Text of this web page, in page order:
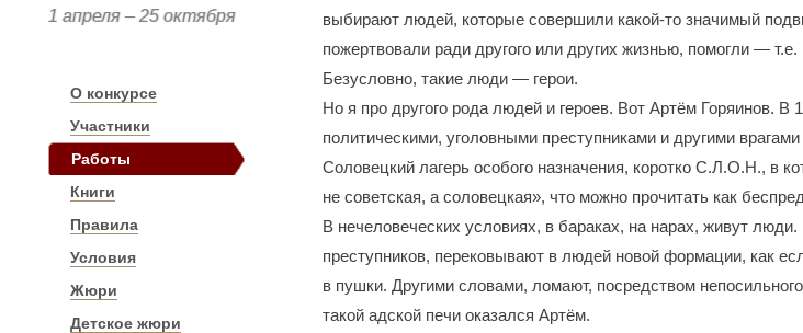
1 апреля – 25 октября
О конкурсе
Участники
Работы
Книги
Правила
Условия
Жюри
Детское жюри
выбирают людей, которые совершили какой-то значимый
пожертвовали ради другого или других жизнью, помогли ―
Безусловно, такие люди ― герои.
Но я про другого рода людей и героев. Вот Артём Горяинов. В
политическими, уголовными преступниками и другими
Соловецкий лагерь особого назначения, коротко С.Л.О.Н., в
не советская, а соловецкая», что можно прочитать как
В нечеловеческих условиях, в бараках, на нарах, живут
преступников, перековывают в людей новой формации, как
в пушки. Другими словами, ломают, посредством
такой адской печи оказался Артём.